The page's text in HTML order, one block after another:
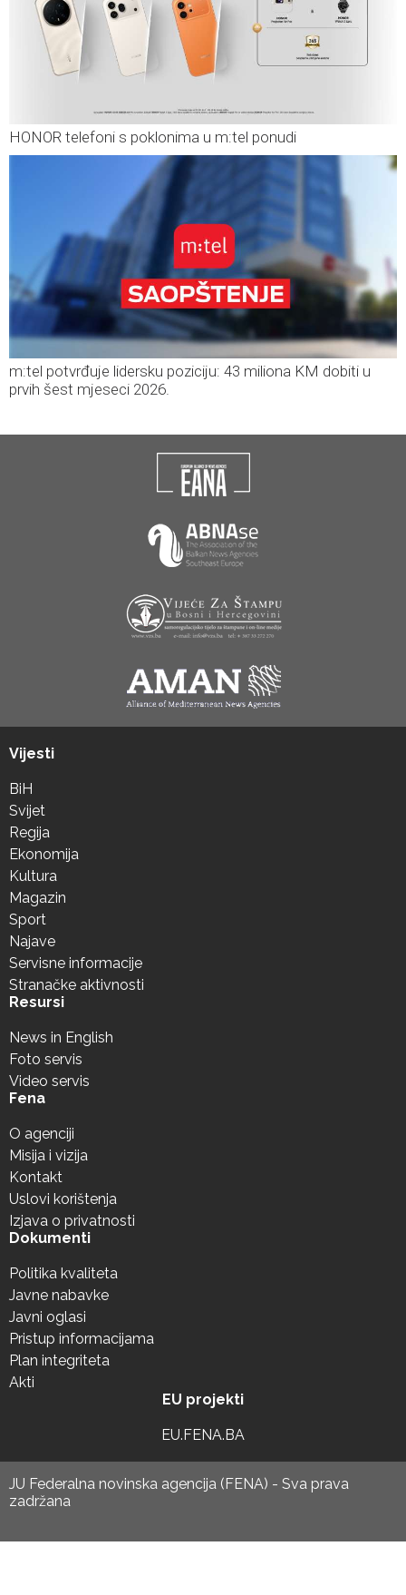
HONOR telefoni s poklonima u m:tel ponudi
m:tel potvrđuje lidersku poziciju: 43 miliona KM dobiti u
prvih šest mjeseci 2026.
Vijesti
BiH
Svijet
Regija
Ekonomija
Kultura
Magazin
Sport
Najave
Servisne informacije
Stranačke aktivnosti
Resursi
News in English
Foto servis
Video servis
Fena
O agenciji
Misija i vizija
Kontakt
Uslovi korištenja
Izjava o privatnosti
Dokumenti
Politika kvaliteta
Javne nabavke
Javni oglasi
Pristup informacijama
Plan integriteta
Akti
EU projekti
EU.FENA.BA
JU Federalna novinska agencija (FENA) - Sva prava
zadržana